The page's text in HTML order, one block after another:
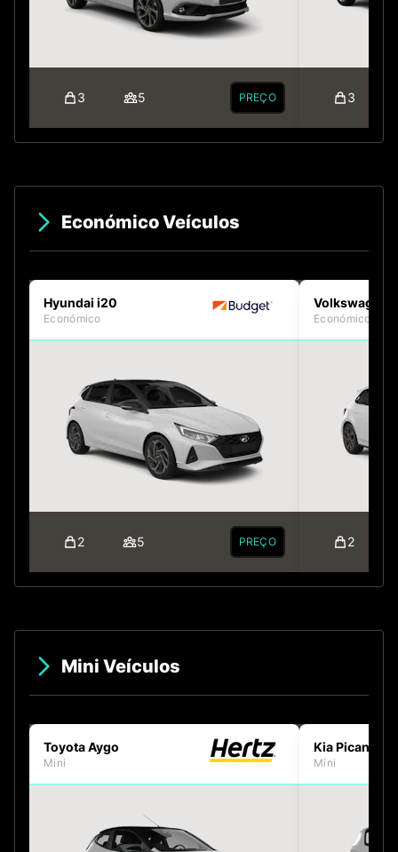
3 5 PREÇO 3
Económico Veículos
Hyundai i20
Económico
2 5 PREÇO
Volkswagen
Económico
2
Mini Veículos
Toyota Aygo
Mini
Kia Picanto
Mini